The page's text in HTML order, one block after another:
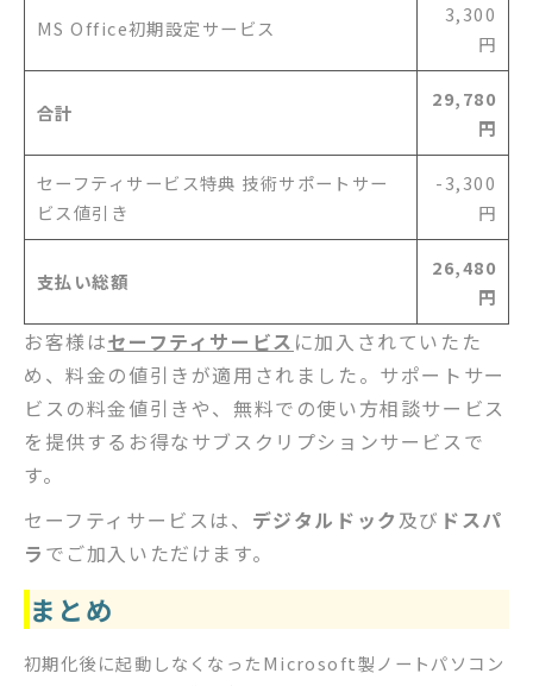
MS Office初期設定サービス
3,300
円
合計
29,780
円
セーフティサービス特典 技術サポートサー
ビス値引き
-3,300
円
支払い総額
26,480
円
お客様はセーフティサービス に加入されていたた
め、料金の値引きが適用されました。サポートサー
ビスの料金値引きや、無料での使い方相談サービス
を提供するお得なサブスクリプションサービスで
す。
セーフティサービスは、 デジタルドック及び ドスパ
ラ でご加入いただけます。
まとめ
初期化後に起動しなくなったMicrosoft製ノートパソコン